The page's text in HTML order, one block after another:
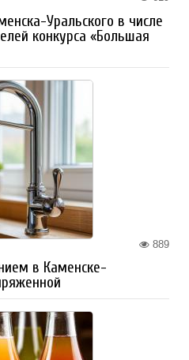
Уральского в числе
конкурса «Большая
889
в Каменске-